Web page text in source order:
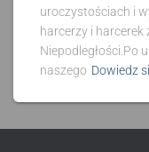
uroczystościach i
harcerzy i harcerek
Niepodległości.Po
naszego Dowiedz